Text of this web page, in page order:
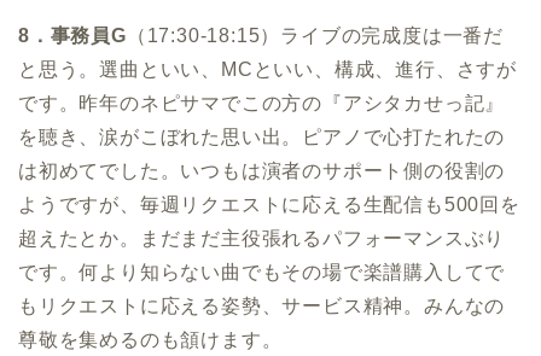
8．事務員G （17:30-18:15）ライブの完成度は一番だ
と思う。選曲といい、MCといい、構成、進行、さすが
です。昨年のネピサマでこの方の『アシタカせっ記』
を聴き、涙がこぼれた思い出。ピアノで心打たれたの
は初めてでした。いつもは演者のサポート側の役割の
ようですが、毎週リクエストに応える生配信も500回を
超えたとか。まだまだ主役張れるパフォーマンスぶり
です。何より知らない曲でもその場で楽譜購入してで
もリクエストに応える姿勢、サービス精神。みんなの
尊敬を集めるのも頷けます。